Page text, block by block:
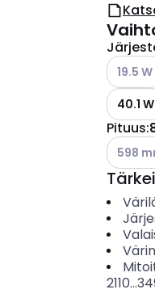
Katso
19.5 W
40.1 W
Pituus:
Katso
598